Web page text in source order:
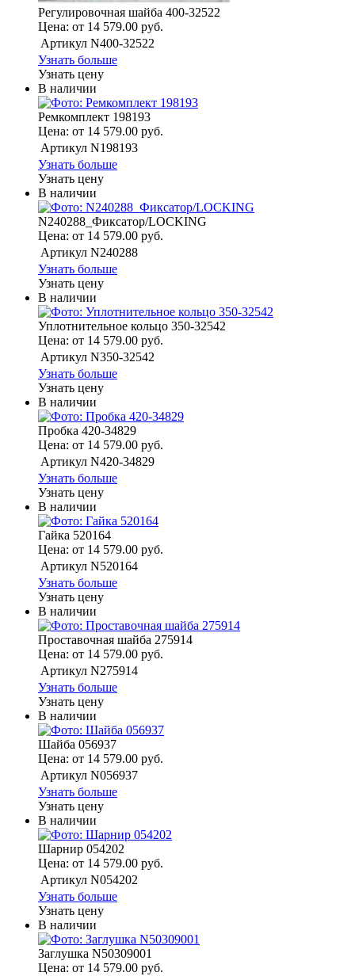
Регулировочная шайба 400-32522
Цена: от 14 579.00 руб.
Артикул N400-32522
Узнать больше
Узнать цену
В наличии
Ремкомплект 198193
Цена: от 14 579.00 руб.
Артикул N198193
Узнать больше
Узнать цену
В наличии
N240288_Фиксатор/LOCKING
Цена: от 14 579.00 руб.
Артикул N240288
Узнать больше
Узнать цену
В наличии
Уплотнительное кольцо 350-32542
Цена: от 14 579.00 руб.
Артикул N350-32542
Узнать больше
Узнать цену
В наличии
Пробка 420-34829
Цена: от 14 579.00 руб.
Артикул N420-34829
Узнать больше
Узнать цену
В наличии
Гайка 520164
Цена: от 14 579.00 руб.
Артикул N520164
Узнать больше
Узнать цену
В наличии
Проставочная шайба 275914
Цена: от 14 579.00 руб.
Артикул N275914
Узнать больше
Узнать цену
В наличии
Шайба 056937
Цена: от 14 579.00 руб.
Артикул N056937
Узнать больше
Узнать цену
В наличии
Шарнир 054202
Цена: от 14 579.00 руб.
Артикул N054202
Узнать больше
Узнать цену
В наличии
Заглушка N50309001
Цена: от 14 579.00 руб.